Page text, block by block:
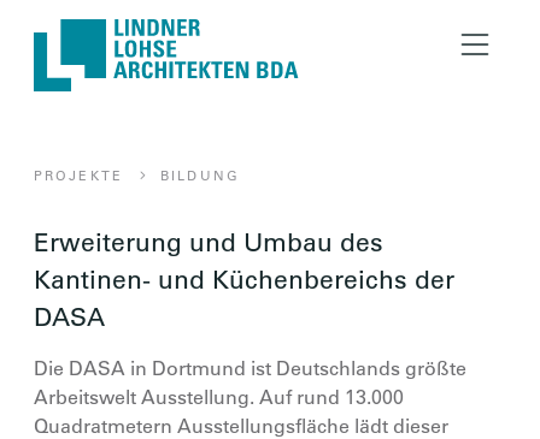
Lindner Lohse
PROJEKTE BILDUNG
Erweiterung und Umbau des
Kantinen- und Küchenbereichs der
DASA
Die DASA in Dortmund ist Deutschlands größte
Arbeitswelt Ausstellung. Auf rund 13.000
Quadratmetern Ausstellungsfläche lädt dieser